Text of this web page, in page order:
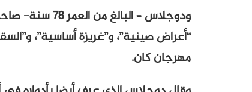
ودوجلاس –
“أعراض صينية”، و”غريزة أساسية”،
مهرجان كان.